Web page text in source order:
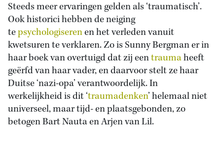
Steeds meer ervaringen gelden als ‘traumatisch’.
Ook historici hebben de neiging
tepsychologiserenen het verleden vanuit
kwetsuren te verklaren. Zo is Sunny Bergman er in
haar boek van overtuigd dat zij eentraumaheeft
geërfd van haar vader, en daarvoor stelt ze haar
Duitse ‘nazi-opa’ verantwoordelijk. In
werkelijkheid is dit ‘traumadenken’ helemaal niet
universeel, maar tijd- en plaatsgebonden, zo
betogen Bart Nauta en Arjen van Lil.